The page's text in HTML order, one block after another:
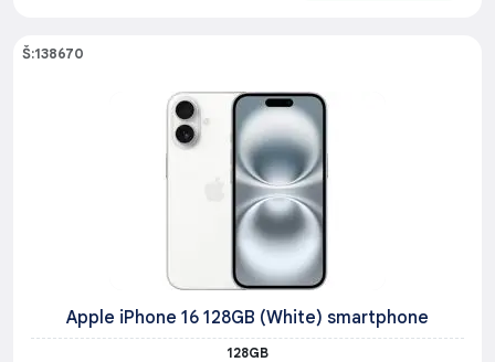
Š:138670
Apple iPhone 16 128GB (White) smartphone
128GB